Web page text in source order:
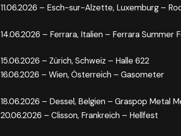
11.06.2026 – Esch-sur-Alzette, Luxemburg –
14.06.2026 – Ferrara, Italien – Ferrara Summer
15.06.2026 – Zürich, Schweiz – Halle 622
16.06.2026 – Wien, Österreich – Gasometer
18.06.2026 – Dessel, Belgien – Graspop Metal
20.06.2026 – Clisson, Frankreich – Hellfest